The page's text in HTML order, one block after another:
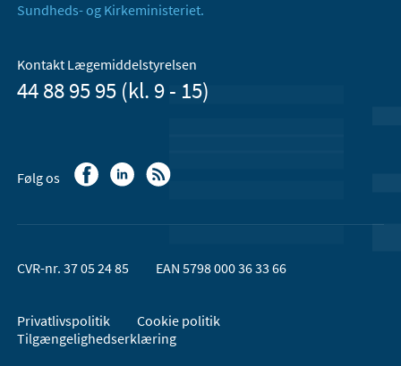
Sundheds- og Kirkeministeriet.
Kontakt Lægemiddelstyrelsen
44 88 95 95 (kl. 9 - 15)
Følg os
CVR-nr. 37 05 24 85 EAN 5798 000 36 33 66
Privatlivspolitik
Cookie politik
Tilgængelighedserklæring